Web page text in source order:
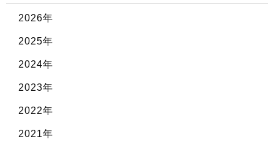
2026年
2025年
2024年
2023年
2022年
2021年